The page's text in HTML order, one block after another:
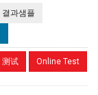
결과샘플
测试 Online Test